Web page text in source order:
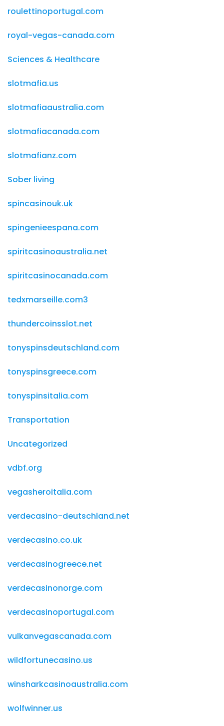
roulettinoportugal.com
royal-vegas-canada.com
Sciences & Healthcare
slotmafia.us
slotmafiaaustralia.com
slotmafiacanada.com
slotmafianz.com
Sober living
spincasinouk.uk
spingenieespana.com
spiritcasinoaustralia.net
spiritcasinocanada.com
tedxmarseille.com3
thundercoinsslot.net
tonyspinsdeutschland.com
tonyspinsgreece.com
tonyspinsitalia.com
Transportation
Uncategorized
vdbf.org
vegasheroitalia.com
verdecasino-deutschland.net
verdecasino.co.uk
verdecasinogreece.net
verdecasinonorge.com
verdecasinoportugal.com
vulkanvegascanada.com
wildfortunecasino.us
winsharkcasinoaustralia.com
wolfwinner.us